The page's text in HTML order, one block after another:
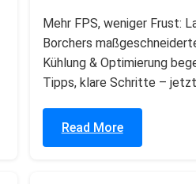
Mehr FPS, weniger Frust:
Borchers
Kühlung & Optimierung
Tipps, klare Schritte –
Read More